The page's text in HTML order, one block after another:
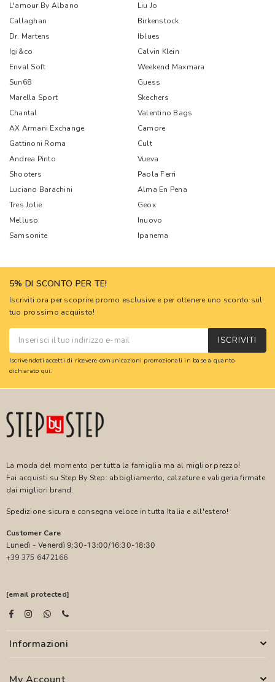
L'amour By Albano
Liu Jo
Callaghan
Birkenstock
Dr. Martens
Iblues
Igi&co
Calvin Klein
Enval Soft
Weekend Maxmara
Sun68
Guess
Marella Sport
Skechers
Chantal
Valentino Bags
AX Armani Exchange
Camore
Gattinoni Roma
Cult
Andrea Pinto
Vueva
Shooters
Paola Ferri
Luciano Barachini
Alma En Pena
Tres Jolie
Geox
Melluso
Inuovo
Samsonite
Ipanema
5% DI SCONTO PER TE!
Iscriviti ora per scoprire promo esclusive e per ottenere uno sconto sul
tuo prossimo acquisto!
ISCRIVITI
Iscrivendoti accetti di ricevere comunicazioni promozionali in base a quanto
dichiarato qui.
La moda del momento per tutta la famiglia ma al miglior prezzo!
Fai acquisti su Step By Step: abbigliamento, calzature e valigeria firmate
dai migliori brand.
Spedizione sicura e consegna veloce in tutta Italia e all'estero!
Customer Care
Lunedì - Venerdì 9:30-13:00/16:30-18:30
+39 375 6472166
[email protected]
Informazioni